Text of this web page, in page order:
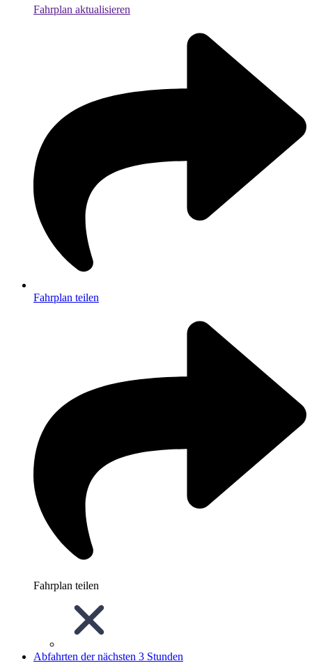
Fahrplan aktualisieren
Fahrplan teilen
Fahrplan teilen
Abfahrten der nächsten 3 Stunden